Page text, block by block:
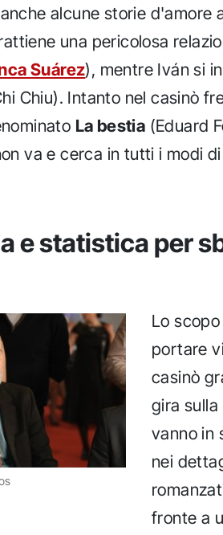
alcune storie d'amore
una pericolosa
Suárez), mentre Iván si
Chiu). Intanto nel casinò
La bestia (Eduard
va e cerca in tutti i modi
e statistica per
Lo
portare
casinò
gira sulla
vanno in
nei
fronte a